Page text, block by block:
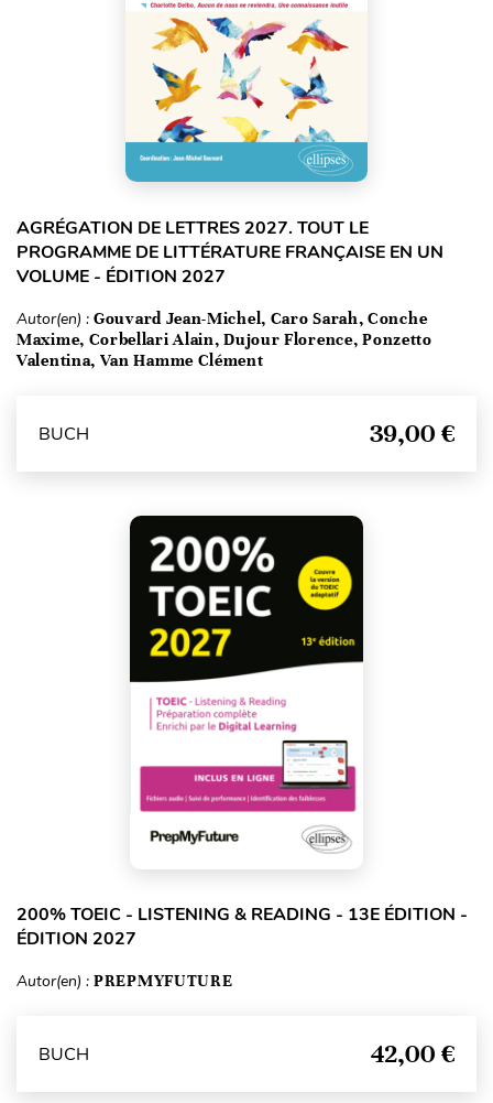
AGRÉGATION DE LETTRES 2027. TOUT LE
PROGRAMME DE LITTÉRATURE FRANÇAISE EN UN
VOLUME - ÉDITION 2027
Autor(en) : Gouvard Jean-Michel, Caro Sarah, Conche
Maxime, Corbellari Alain, Dujour Florence, Ponzetto
Valentina, Van Hamme Clément
BUCH 39,00 €
200% TOEIC - LISTENING & READING - 13E ÉDITION -
ÉDITION 2027
Autor(en) : PREPMYFUTURE
BUCH 42,00 €